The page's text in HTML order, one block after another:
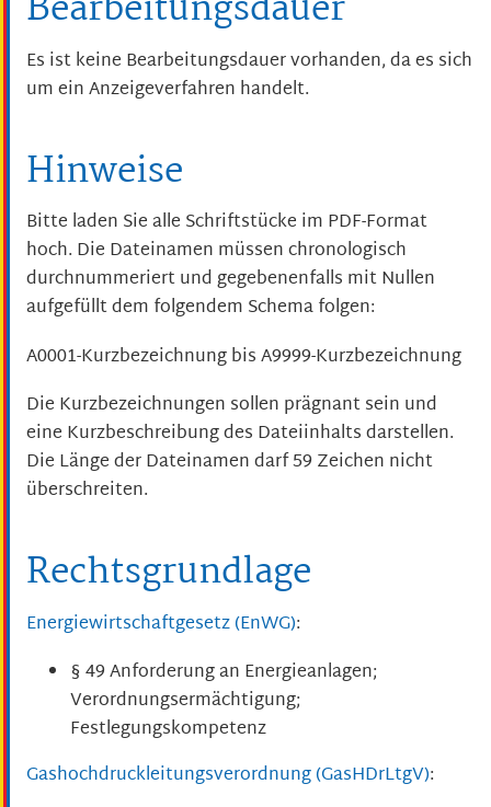
Es ist keine Bearbeitungsdauer vorhanden, da es sich
um ein Anzeigeverfahren handelt.
Hinweise
Bitte laden Sie alle Schriftstücke im PDF-Format
hoch. Die Dateinamen müssen chronologisch
durchnummeriert und gegebenenfalls mit Nullen
aufgefüllt dem folgendem Schema folgen:
A0001-Kurzbezeichnung bis A9999-Kurzbezeichnung
Die Kurzbezeichnungen sollen prägnant sein und
eine Kurzbeschreibung des Dateiinhalts darstellen.
Die Länge der Dateinamen darf 59 Zeichen nicht
überschreiten.
Rechtsgrundlage
Energiewirtschaftgesetz (EnWG):
§ 49 Anforderung an Energieanlagen;
Verordnungsermächtigung;
Festlegungskompetenz
Gashochdruckleitungsverordnung (GasHDrLtgV):